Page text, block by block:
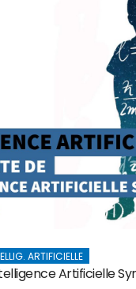
ARTIFICIELLE
Artificielle